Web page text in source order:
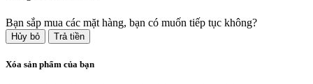
Bạn sắp mua các mặt hàng, bạn có muốn tiếp tục không?
Hủy bỏ Trả tiền
Xóa sản phẩm của bạn